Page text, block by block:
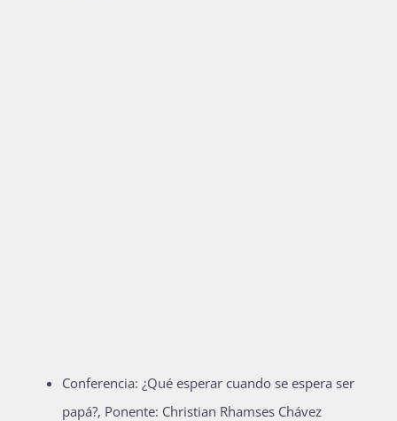
Conferencia: ¿Qué esperar cuando se espera ser
papá?, Ponente: Christian Rhamses Chávez